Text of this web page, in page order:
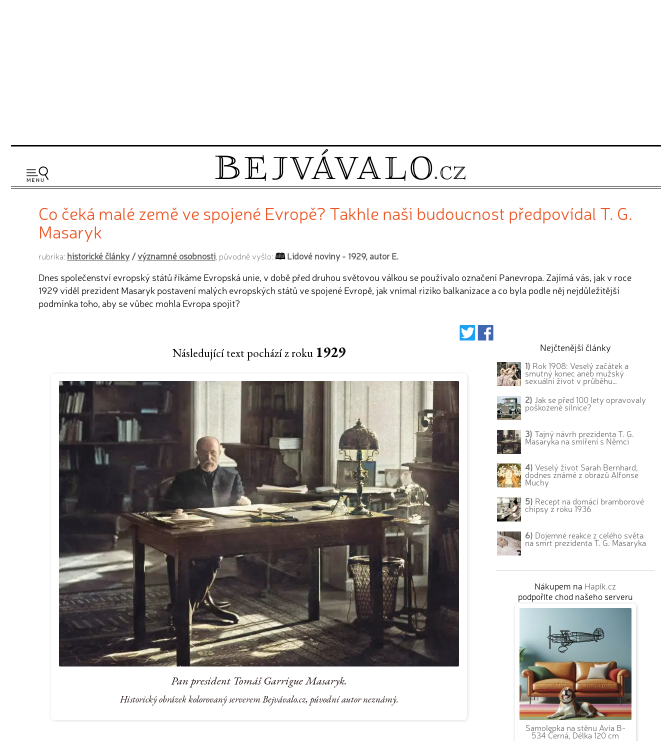
Co čeká malé země ve spojené Evropě? Takhle naši budoucnost předpovídal T. G.
Masaryk
rubrika: historické články/významné osobnosti , původně vyšlo: Lidové noviny - 1929, autor E.
Dnes společenství evropský států říkáme Evropská unie, v době před druhou světovou válkou se používalo označení Panevropa. Zajímá vás, jak v roce
1929 viděl prezident Masaryk postavení malých evropských států ve spojené Evropě, jak vnímal riziko balkanizace a co byla podle něj nejdůležitější
podmínka toho, aby se vůbec mohla Evropa spojit?
Následující text pochází z roku 1929
Pan president Tomáš Garrigue Masaryk.
Historický obrázek kolorovaný serverem Bejvávalo.cz, původní autor neznámý.
Nejčtenější články
1) Rok 1908: Veselý začátek a
smutný konec aneb mužský
sexuální život v průběhu…
2) Jak se před 100 lety opravovaly
poškozené silnice?
3) Tajný návrh prezidenta T. G.
Masaryka na smíření s Němci
4) Veselý život Sarah Bernhard,
dodnes známé z obrazů Alfonse
Muchy
5) Recept na domácí bramborové
chipsy z roku 1936
6) Dojemné reakce z celého světa
na smrt prezidenta T. G. Masaryka
Nákupem na Hapík.cz
podpoříte chod našeho serveru
Samolepka na stěnu Avia B-
534 Černá, Délka 120 cm